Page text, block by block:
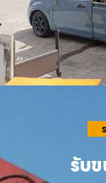
รับ